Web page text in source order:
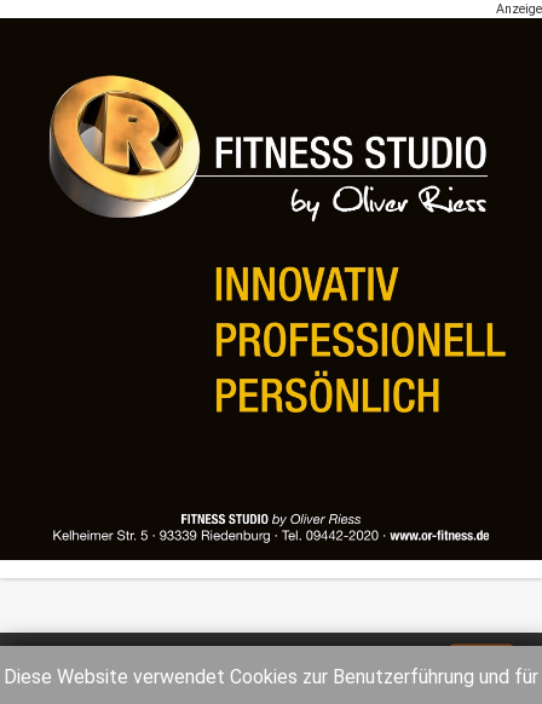
Diese Website verwendet Cookies zur Benutzerführung und für
Anzeige